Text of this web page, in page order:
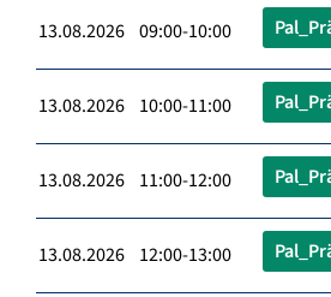
13.08.2026 09:00-10:00
13.08.2026 10:00-11:00
13.08.2026 11:00-12:00
13.08.2026 12:00-13:00